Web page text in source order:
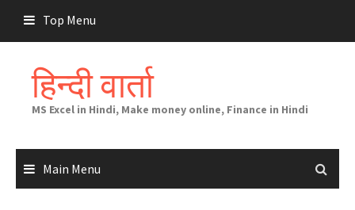
content
Top Menu
हिन्दी वार्ता
MS Excel in Hindi, Make money online, Finance in Hindi
Main Menu